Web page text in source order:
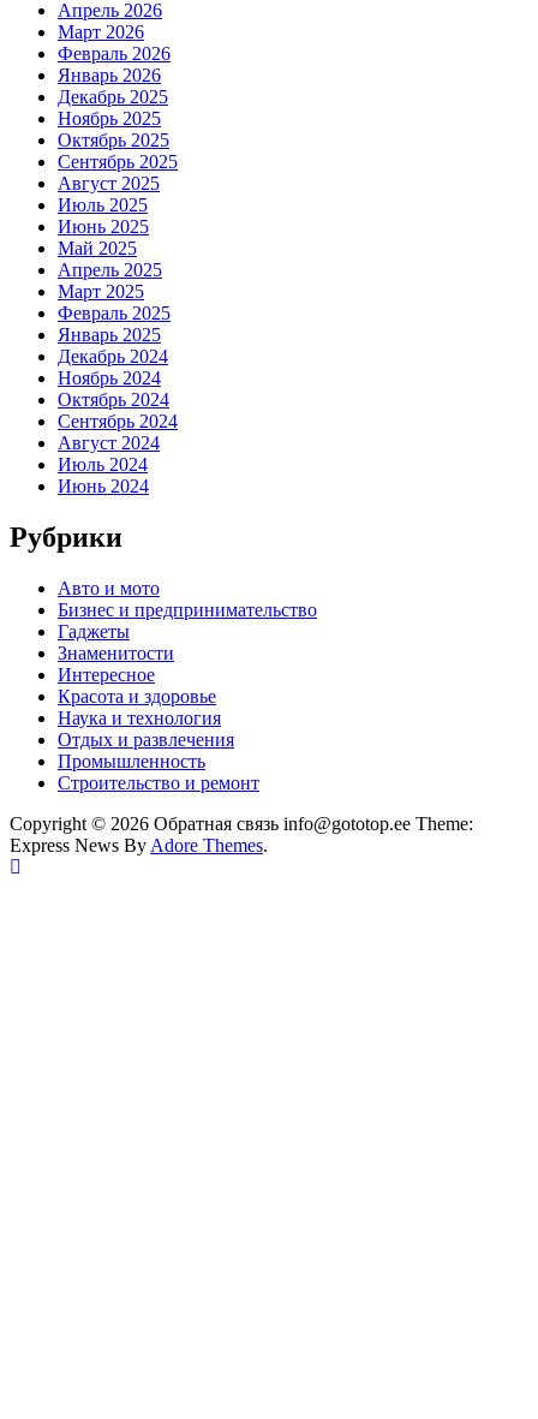
Апрель 2026
Март 2026
Февраль 2026
Январь 2026
Декабрь 2025
Ноябрь 2025
Октябрь 2025
Сентябрь 2025
Август 2025
Июль 2025
Июнь 2025
Май 2025
Апрель 2025
Март 2025
Февраль 2025
Январь 2025
Декабрь 2024
Ноябрь 2024
Октябрь 2024
Сентябрь 2024
Август 2024
Июль 2024
Июнь 2024
Рубрики
Авто и мото
Бизнес и предпринимательство
Гаджеты
Знаменитости
Интересное
Красота и здоровье
Наука и технология
Отдых и развлечения
Промышленность
Строительство и ремонт
Copyright © 2026 Обратная связь info@gototop.ee Theme:
Express News By Adore Themes.